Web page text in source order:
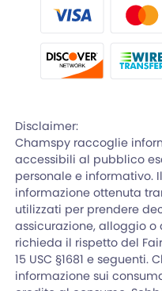
Disclaimer:
Chamspy raccoglie
accessibili al pubblico
personale e informativo.
informazione ottenuta
utilizzati per prendere
assicurazione, alloggio
richieda il rispetto del
15 USC §1681 e
informazione sui